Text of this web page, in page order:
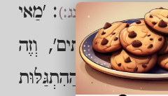
(מצורע נג:): 'מַאי
דַּהֲוֵי סְתִים', וְזֶה
כִּי עִקַּר הַהִתְגַּלּוּת